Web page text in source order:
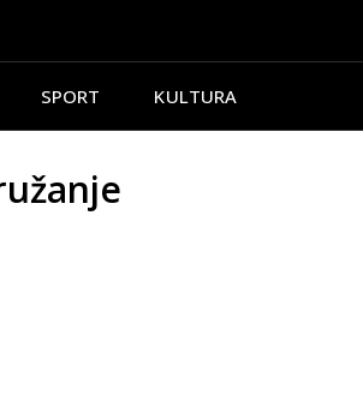
SPORT KULTURA